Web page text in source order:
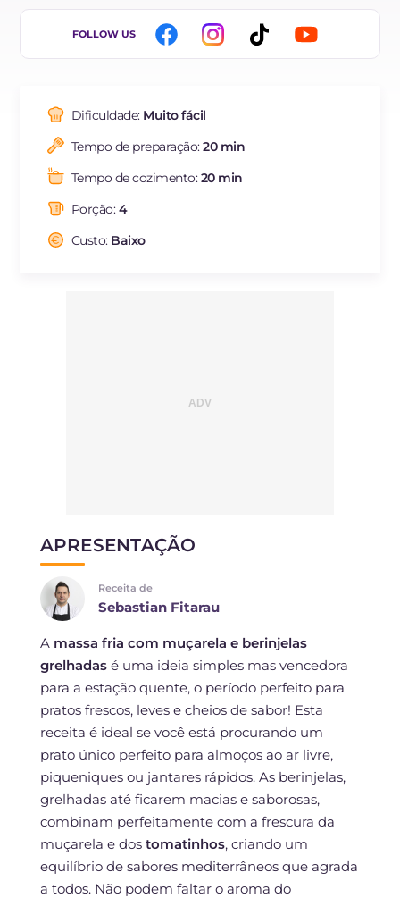
IT
FR
DE
NL
FOLLOW US
Dificuldade: Muito fácil
Tempo de preparação:20 min
Tempo de cozimento:20 min
Porção:4
Custo: Baixo
APRESENTAÇÃO
Receita de
Sebastian Fitarau
A massa fria com muçarela e berinjelas
grelhadasé uma ideia simples mas vencedora
para a estação quente, o período perfeito para
pratos frescos, leves e cheios de sabor! Esta
receita é ideal se você está procurando um
prato único perfeito para almoços ao ar livre,
piqueniques ou jantares rápidos. As berinjelas,
grelhadas até ficarem macias e saborosas,
combinam perfeitamente com a frescura da
muçarela e dos tomatinhos, criando um
equilíbrio de sabores mediterrâneos que agrada
a todos. Não podem faltar o aroma do